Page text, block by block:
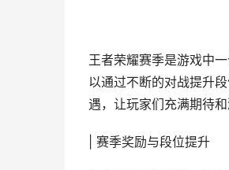
王者荣耀赛季是游戏中
以通过不断的对战提升
遇，让玩家们充满期待和
| 赛季奖励与段位提升